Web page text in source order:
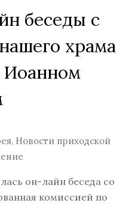
беседы с
храма
Иоанном
, Новости приходской
он-лайн беседа со
комиссией по